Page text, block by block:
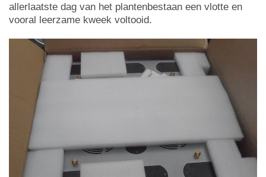
allerlaatste dag van het plantenbestaan een vlotte en
vooral leerzame kweek voltooid.